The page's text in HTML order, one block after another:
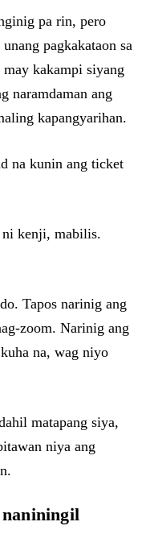
pa rin, pero
pagkakataon sa
kakampi siyang
naramdaman ang
kapangyarihan.
na kunin ang ticket
kenji, mabilis.
Tapos narinig ang
zoom. Narinig ang
na, wag niyo
matapang siya,
niya ang